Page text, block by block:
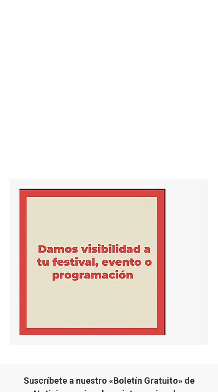
Suscríbete a nuestro «Boletín Gratuito» de